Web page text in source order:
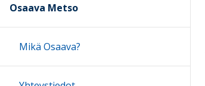
Osaava Metso
Mikä Osaava?